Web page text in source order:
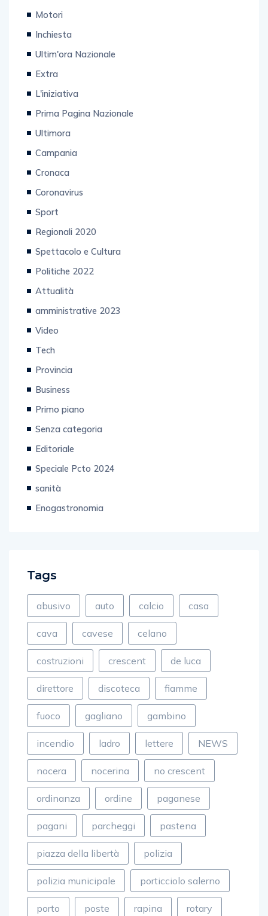
Motori
Inchiesta
Ultim'ora Nazionale
Extra
L'iniziativa
Prima Pagina Nazionale
Ultimora
Campania
Cronaca
Coronavirus
Sport
Regionali 2020
Spettacolo e Cultura
Politiche 2022
Attualità
amministrative 2023
Video
Tech
Provincia
Business
Primo piano
Senza categoria
Editoriale
Speciale Pcto 2024
sanità
Enogastronomia
Tags
abusivo auto calcio casa
cava cavese celano
costruzioni crescent de luca
direttore discoteca fiamme
fuoco gagliano gambino
incendio ladro lettere NEWS
nocera nocerina no crescent
ordinanza ordine paganese
pagani parcheggi pastena
piazza della libertà polizia
polizia municipale porticciolo salerno
porto poste rapina rotary